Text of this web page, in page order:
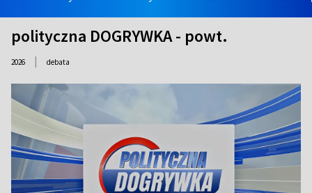
polityczna DOGRYWKA - powt.
2026 | debata